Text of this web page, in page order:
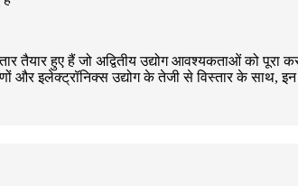
हुए हैं जो अद्वितीय उद्योग आवश्यकताओं को पूरा
इलेक्ट्रॉनिक्स उद्योग के तेजी से विस्तार के साथ, इन